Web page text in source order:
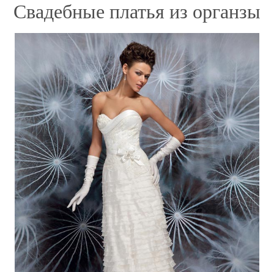
Свадебные платья из органзы